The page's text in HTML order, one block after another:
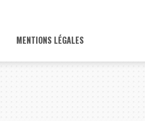
MENTIONS LÉGALES